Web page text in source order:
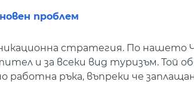
проблем
стратегия. По нашето
и за всеки вид туризъм. Той
ръка, въпреки че